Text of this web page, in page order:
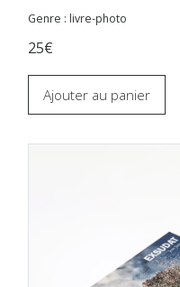
Genre : livre-photo
25€
Ajouter au panier